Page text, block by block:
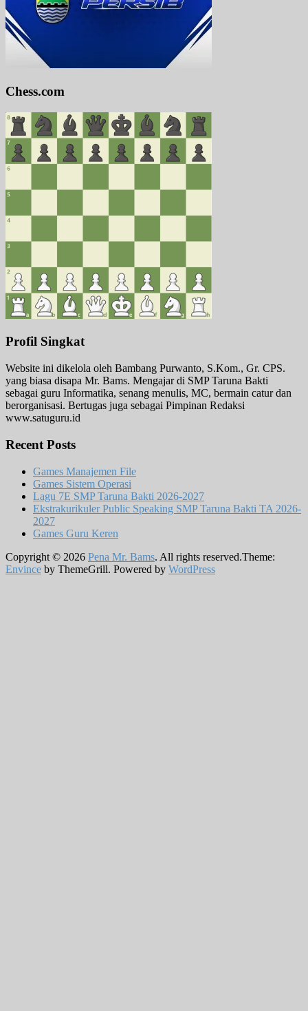
Chess.com
Profil Singkat
Website ini dikelola oleh Bambang Purwanto, S.Kom., Gr. CPS.
yang biasa disapa Mr. Bams. Mengajar di SMP Taruna Bakti
sebagai guru Informatika, senang menulis, MC, bermain catur dan
berorganisasi. Bertugas juga sebagai Pimpinan Redaksi
www.satuguru.id
Recent Posts
Games Manajemen File
Games Sistem Operasi
Lagu 7E SMP Taruna Bakti 2026-2027
Ekstrakurikuler Public Speaking SMP Taruna Bakti TA 2026-
2027
Games Guru Keren
Copyright © 2026 Pena Mr. Bams. All rights reserved.Theme:
Envince by ThemeGrill. Powered by WordPress